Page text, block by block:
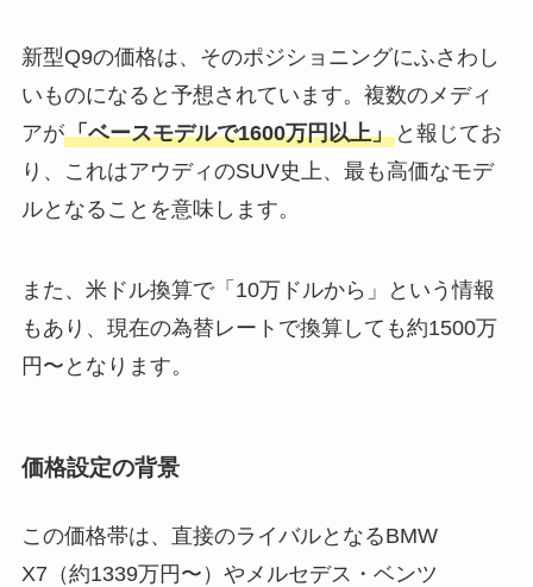
新型Q9の価格は、そのポジショニングにふさわし
いものになると予想されています。複数のメディ
アが「ベースモデルで1600万円以上」と報じてお
り、これはアウディのSUV史上、最も高価なモデ
ルとなることを意味します。
また、米ドル換算で「10万ドルから」という情報
もあり、現在の為替レートで換算しても約1500万
円〜となります。
価格設定の背景
この価格帯は、直接のライバルとなるBMW
X7（約1339万円〜）やメルセデス・ベンツ